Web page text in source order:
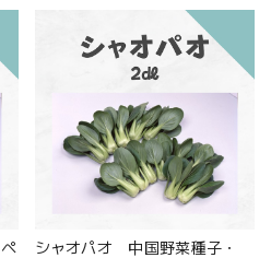
シャオパオ 中国野菜種子・